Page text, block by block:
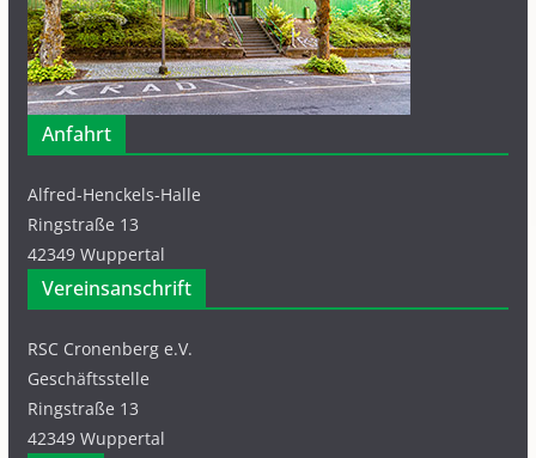
Anfahrt
Alfred-Henckels-Halle
Ringstraße 13
42349 Wuppertal
Vereinsanschrift
RSC Cronenberg e.V.
Geschäftsstelle
Ringstraße 13
42349 Wuppertal